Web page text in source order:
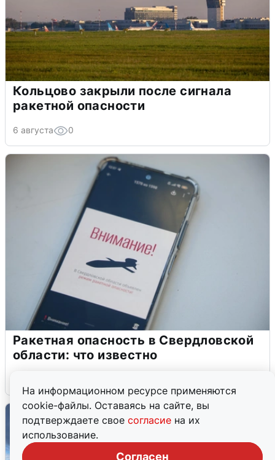
На информационном ресурсе применяются
cookie-файлы. Оставаясь на сайте, вы
подтверждаете свое согласие на их
использование.
Согласен
Кольцово закрыли после сигнала
ракетной опасности
6 августа 0
Ракетная опасность в Свердловской
области: что известно